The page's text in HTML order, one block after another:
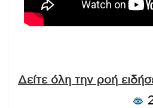
Δείτε όλη την ροή